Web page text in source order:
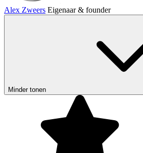
Alex Zweers Eigenaar & founder
Minder tonen